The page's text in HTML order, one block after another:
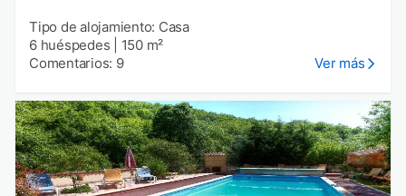
Tipo de alojamiento: Casa
6 huéspedes
150 m²
Comentarios: 9
Ver más